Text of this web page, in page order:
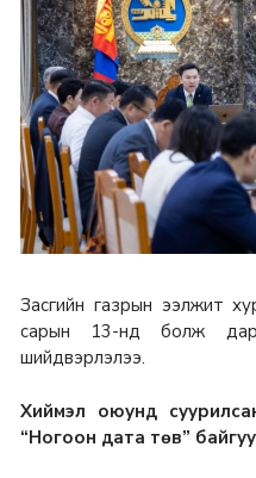
Засгийн газрын ээлжит
сарын 13-нд болж
шийдвэрлэлээ.
Хиймэл оюунд
“Ногоон дата төв”